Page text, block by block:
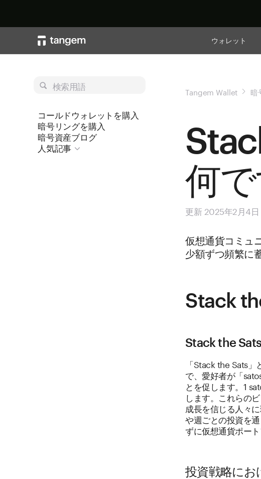
ウォレット
検索用語
コールドウォレットを購入
暗号リングを購入
暗号資産ブログ
人気記事
Tangem Wallet 暗
何
更新 2025年2月4日
仮想通貨コミュ
少額ずつ頻繁に
Stack
Stack the
「Stack the Sats
で、愛好者が「
とを促します。1
します。これらの
成長を信じる人々
や週ごとの投資を
ずに仮想通貨ポー
投資戦略にお